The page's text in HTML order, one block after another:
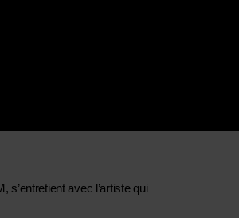
avec l’artiste qui